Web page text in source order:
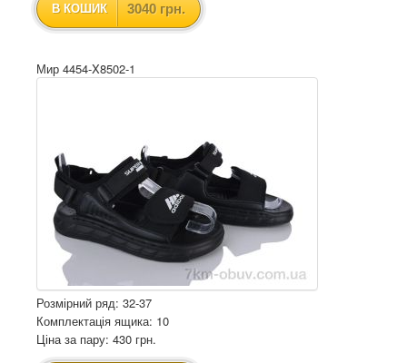
В КОШИК 3040 грн.
Мир 4454-X8502-1
Розмірний ряд: 32-37
Комплектація ящика: 10
Ціна за пару: 430 грн.